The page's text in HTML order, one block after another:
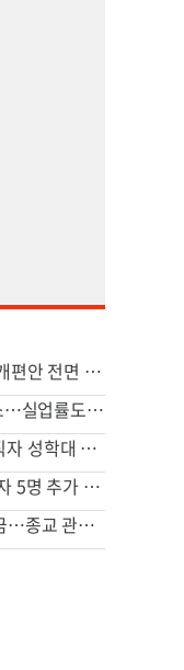
李대통령 ‘ISA·주가누르기 방지’ 개편안 전면 재검토 지시
美 고용 충격, 7월 2만3000명 감소…실업률도 감소해 엇갈린 신호
교황, 내달 프랑스 국빈 방문…성직자 성학대 피해자 만난다
EU, 러시아 군수산업 복합체 관계자 5명 추가 제재
"대만인 교사, 중국서 3개월째 구금…종교 관련 가능성"